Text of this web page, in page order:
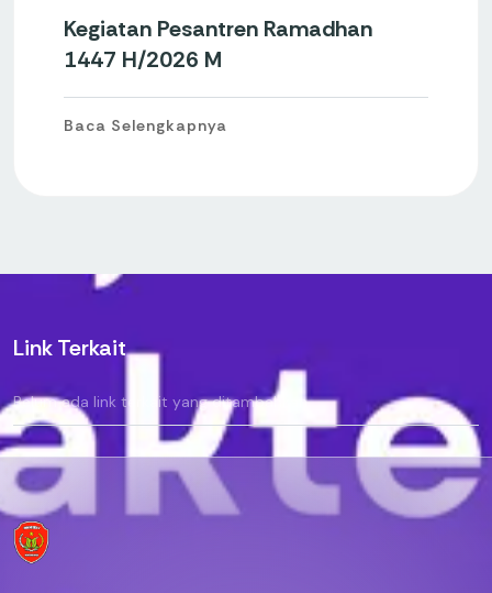
Kegiatan Pesantren Ramadhan
1447 H/2026 M
Baca Selengkapnya
Link Terkait
Belum ada link terkait yang ditambahkan.